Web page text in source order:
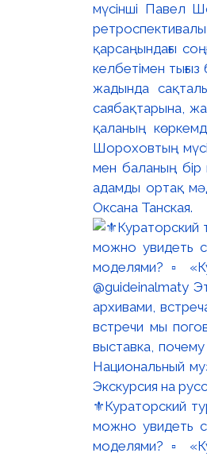
мүсінші Павел
қарсаңындағы
келбетімен
жадында
саябақтарына,
қаланың
Шороховтың
мен баланың бір
адамды ортақ
Оксана Танская.
⚜️Кураторский
можно увидеть
моделями? ▫️